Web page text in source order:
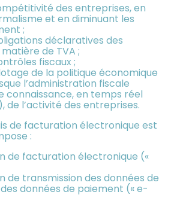
des entreprises, en
et en diminuant les
;
déclaratives des
de TVA ;
fiscaux ;
de la politique économique
l’administration fiscale
connaissance, en temps réel
de l’activité des entreprises.
de facturation électronique est
:
de facturation électronique («
de transmission des données de
données de paiement (« e-